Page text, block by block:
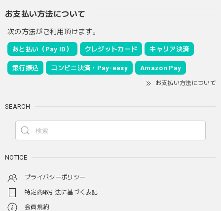
お支払い方法について
次の方法がご利用頂けます。
あと払い（Pay ID） クレジットカード キャリア決済
銀行振込 コンビニ決済・Pay-easy Amazon Pay
お支払い方法について
SEARCH
NOTICE
プライバシーポリシー
特定商取引法に基づく表記
会員規約